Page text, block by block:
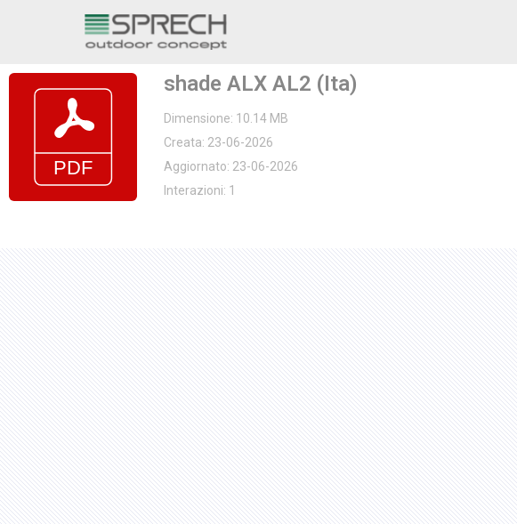
al
contenuto
shade ALX AL2 (Ita)
Dimensione: 10.14 MB
Creata: 23-06-2026
Aggiornato: 23-06-2026
Interazioni: 1